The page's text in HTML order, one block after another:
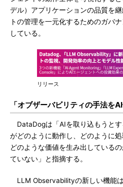
デル）アプリケーションの品質を
トの管理を一元化するためのガバ
している。
リリース
「オブザーバビリティの手法を
DataDogは「AIを取り込もうと
がどのように動作し、どのように
どのような価値を生み出している
ていない」と指摘する。
LLM Observabilityの新しい機能